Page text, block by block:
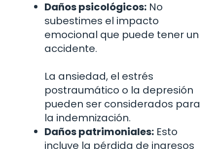
Daños psicológicos: No
subestimes el impacto
emocional que puede tener un
accidente.
La ansiedad, el estrés
postraumático o la depresión
pueden ser considerados para
la indemnización.
Daños patrimoniales: Esto
incluye la pérdida de ingresos